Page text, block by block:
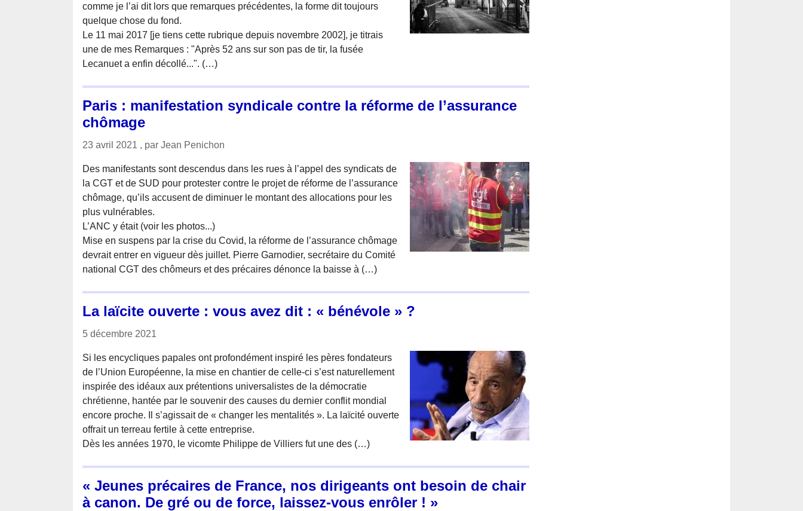
comme je l’ai dit lors que remarques précédentes, la forme dit toujours
quelque chose du fond.
Le 11 mai 2017 [je tiens cette rubrique depuis novembre 2002], je titrais
une de mes Remarques : "Après 52 ans sur son pas de tir, la fusée
Lecanuet a enfin décollé...". (…)
Paris : manifestation syndicale contre la réforme de l’assurance
chômage
23 avril 2021 , par Jean Penichon
Des manifestants sont descendus dans les rues à l’appel des syndicats de
la CGT et de SUD pour protester contre le projet de réforme de l’assurance
chômage, qu’ils accusent de diminuer le montant des allocations pour les
plus vulnérables.
L’ANC y était (voir les photos...)
Mise en suspens par la crise du Covid, la réforme de l’assurance chômage
devrait entrer en vigueur dès juillet. Pierre Garnodier, secrétaire du Comité
national CGT des chômeurs et des précaires dénonce la baisse à (…)
La laïcite ouverte : vous avez dit : « bénévole » ?
5 décembre 2021
Si les encycliques papales ont profondément inspiré les pères fondateurs
de l’Union Européenne, la mise en chantier de celle-ci s’est naturellement
inspirée des idéaux aux prétentions universalistes de la démocratie
chrétienne, hantée par le souvenir des causes du dernier conflit mondial
encore proche. Il s’agissait de « changer les mentalités ». La laïcité ouverte
offrait un terreau fertile à cette entreprise.
Dès les années 1970, le vicomte Philippe de Villiers fut une des (…)
« Jeunes précaires de France, nos dirigeants ont besoin de chair
à canon. De gré ou de force, laissez-vous enrôler ! »